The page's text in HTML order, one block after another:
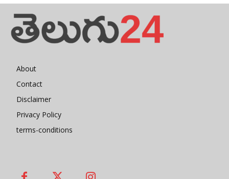
About
Contact
Disclaimer
Privacy Policy
terms-conditions